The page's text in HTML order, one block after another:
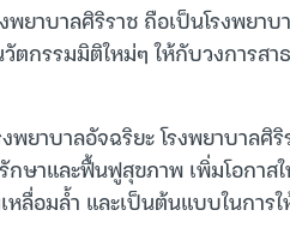
ยาบาลศิริราช ถือเป็นโรงพยา
ตกรรมมิติใหม่ๆ ให้กับวงการส
พยาบาลอัจฉริยะ โรงพยาบาลศิ
ษาและฟื้นฟูสุขภาพ เพิ่มโอกาส
หลื่อมล้ำ และเป็นต้นแบบในกา